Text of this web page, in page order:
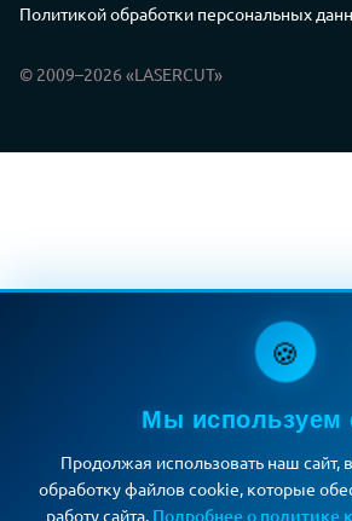
© 2009–2026 «LASERCUT»
Политикой обработки персональных
🍪
Мы используем
Продолжая использовать наш сайт,
обработку файлов cookie, которые
работу сайта. Подробнее о политике